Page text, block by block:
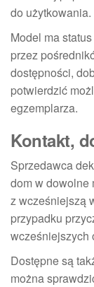
do użytkowania.
Model ma status
przez
dostępności,
potwierdzić
egzemplarza.
Kontakt,
Sprzedawca
dom w dowolne
z wcześniejszą
przypadku
wcześniejszych
Dostępne są
można